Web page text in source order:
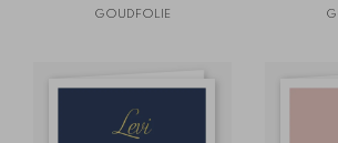
GOUDFOLIE